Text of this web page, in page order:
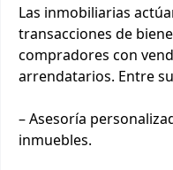
Las inmobiliarias
transacciones de
compradores con
arrendatarios. Entre
– Asesoría
inmuebles.